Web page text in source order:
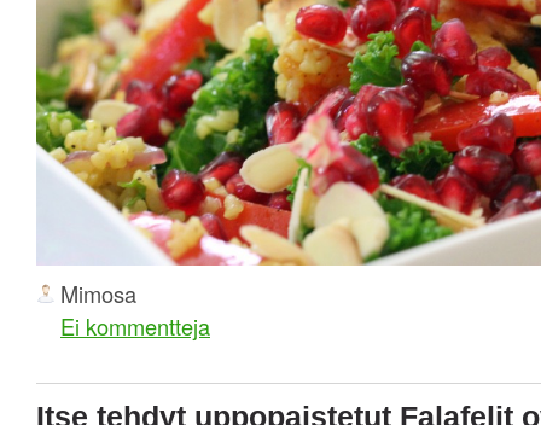
Mimosa
Ei kommentteja
Itse tehdyt uppopaistetut Falafelit